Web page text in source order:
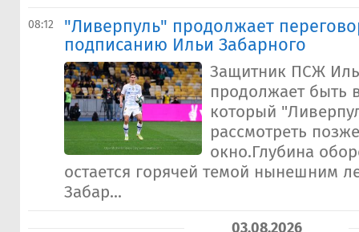
08:12
"Ливерпуль" продолжает
подписанию Ильи Забарного
Защитник ПСЖ
продолжает быть
который
рассмотреть
окно.Глубина
остается горячей темой нынешним
Забар...
03.08.2026